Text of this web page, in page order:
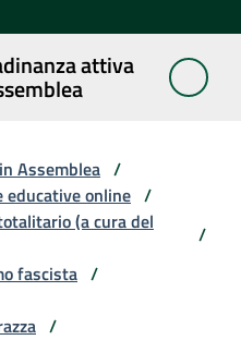
attiva
Assemblea /
educative online /
(a cura del
/
fascista /
/